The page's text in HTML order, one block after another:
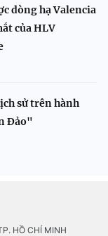
dòng hạ Valencia
của HLV
sử trên hành
Đảo"
HỒ CHÍ MINH